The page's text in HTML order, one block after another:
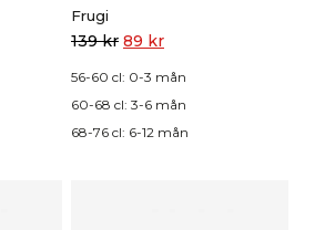
Frugi
139kr 89 kr
56-60 cl: 0-3 mån
60-68 cl: 3-6 mån
68-76 cl: 6-12 mån